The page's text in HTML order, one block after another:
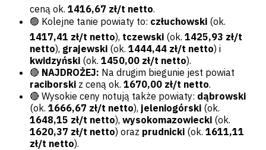
ceną ok. 1416,67 zł/t netto.
🟢 Kolejne tanie powiaty to: człuchowski (ok.
1417,41 zł/t netto), tczewski (ok. 1425,93 zł/t
netto), grajewski (ok. 1444,44 zł/t netto) i
kwidzyński (ok. 1450,00 zł/t netto).
🔴 NAJDROŻEJ: Na drugim biegunie jest powiat
raciborski z ceną ok. 1670,00 zł/t netto.
🔴 Wysokie ceny notują także powiaty: dąbrowski
(ok. 1666,67 zł/t netto), jeleniogórski (ok.
1648,15 zł/t netto), wysokomazowiecki (ok.
1620,37 zł/t netto) oraz prudnicki (ok. 1611,11
zł/t netto).